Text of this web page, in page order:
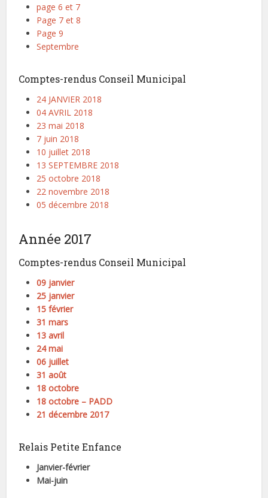
page 6 et 7
Page 7 et 8
Page 9
Septembre
Comptes-rendus Conseil Municipal
24 JANVIER 2018
04 AVRIL 2018
23 mai 2018
7 juin 2018
10 juillet 2018
13 SEPTEMBRE 2018
25 octobre 2018
22 novembre 2018
05 décembre 2018
Année 2017
Comptes-rendus Conseil Municipal
09 janvier
25 janvier
15 février
31 mars
13 avril
24 mai
06 juillet
31 août
18 octobre
18 octobre – PADD
21 décembre 2017
Relais Petite Enfance
Janvier-février
Mai-juin